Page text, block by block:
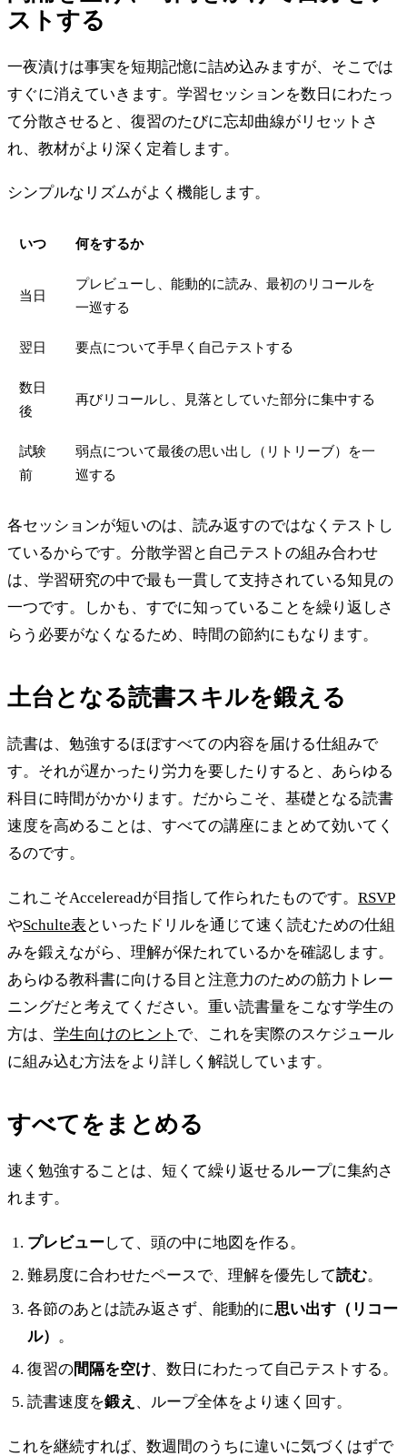
ストする
一夜漬けは事実を短期記憶に詰め込みますが、そこでは
すぐに消えていきます。学習セッションを数日にわたっ
て分散させると、復習のたびに忘却曲線がリセットさ
れ、教材がより深く定着します。
シンプルなリズムがよく機能します。
いつ 何をするか
当日
プレビューし、能動的に読み、最初のリコールを
一巡する
翌日 要点について手早く自己テストする
数日
後
再びリコールし、見落としていた部分に集中する
試験
前
弱点について最後の思い出し（リトリーブ）を一
巡する
各セッションが短いのは、読み返すのではなくテストし
ているからです。分散学習と自己テストの組み合わせ
は、学習研究の中で最も一貫して支持されている知見の
一つです。しかも、すでに知っていることを繰り返しさ
らう必要がなくなるため、時間の節約にもなります。
土台となる読書スキルを鍛える
読書は、勉強するほぼすべての内容を届ける仕組みで
す。それが遅かったり労力を要したりすると、あらゆる
科目に時間がかかります。だからこそ、基礎となる読書
速度を高めることは、すべての講座にまとめて効いてく
るのです。
これこそAccelereadが目指して作られたものです。 RSVP
やSchulte表 といったドリルを通じて速く読むための仕組
みを鍛えながら、理解が保たれているかを確認します。
あらゆる教科書に向ける目と注意力のための筋力トレー
ニングだと考えてください。重い読書量をこなす学生の
方は、 学生向けのヒント で、これを実際のスケジュール
に組み込む方法をより詳しく解説しています。
すべてをまとめる
速く勉強することは、短くて繰り返せるループに集約さ
れます。
プレビューして、頭の中に地図を作る。
難易度に合わせたペースで、理解を優先して読む。
各節のあとは読み返さず、能動的に思い出す（リコー
ル） 。
復習の間隔を空け、数日にわたって自己テストする。
読書速度を鍛え 、ループ全体をより速く回す。
これを継続すれば、数週間のうちに違いに気づくはずで